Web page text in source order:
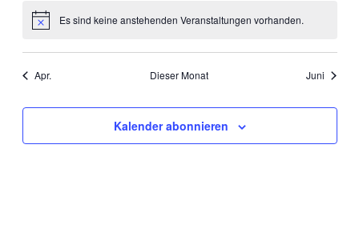
HinweisEs sind keine anstehenden Veranstaltungen vorhanden.
Apr. Dieser Monat Juni
Kalender abonnieren